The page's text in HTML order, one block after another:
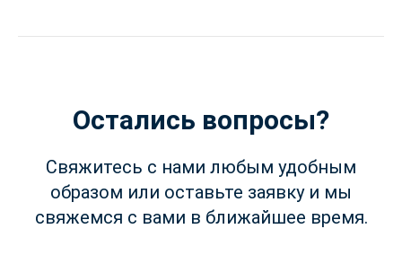
Остались вопросы?
Свяжитесь с нами любым удобным
образом или оставьте заявку и мы
свяжемся с вами в ближайшее время.